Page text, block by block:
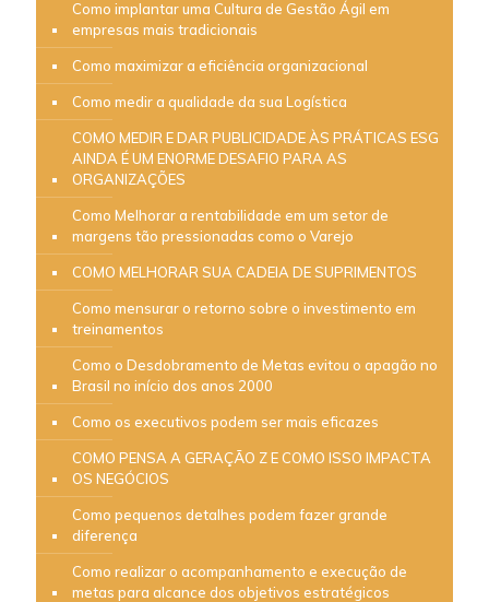
Como implantar uma Cultura de Gestão Ágil em
empresas mais tradicionais
Como maximizar a eficiência organizacional
Como medir a qualidade da sua Logística
COMO MEDIR E DAR PUBLICIDADE ÀS PRÁTICAS ESG
AINDA É UM ENORME DESAFIO PARA AS
ORGANIZAÇÕES
Como Melhorar a rentabilidade em um setor de
margens tão pressionadas como o Varejo
COMO MELHORAR SUA CADEIA DE SUPRIMENTOS
Como mensurar o retorno sobre o investimento em
treinamentos
Como o Desdobramento de Metas evitou o apagão no
Brasil no início dos anos 2000
Como os executivos podem ser mais eficazes
COMO PENSA A GERAÇÃO Z E COMO ISSO IMPACTA
OS NEGÓCIOS
Como pequenos detalhes podem fazer grande
diferença
Como realizar o acompanhamento e execução de
metas para alcance dos objetivos estratégicos